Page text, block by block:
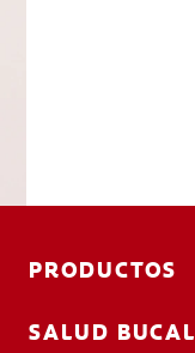
PRODUCTOS
SALUD BUCAL